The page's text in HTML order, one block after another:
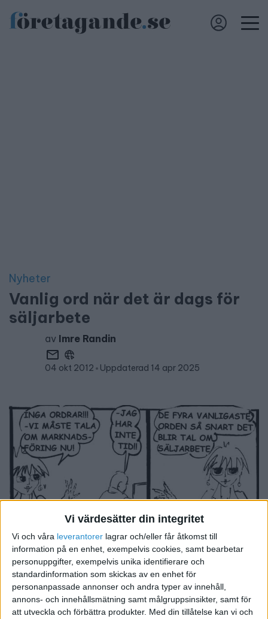
Vi värdesätter din integritet
Vi och våra leverantorer lagrar och/eller får åtkomst till
information på en enhet, exempelvis cookies, samt bearbetar
personuppgifter, exempelvis unika identifierare och
standardinformation som skickas av en enhet för
personanpassade annonser och andra typer av innehåll,
annons- och innehållsmätning samt målgruppsinsikter, samt för
att utveckla och förbättra produkter. Med din tillåtelse kan vi och
Nyheter
Vanlig ord när det är dags för
säljarbete
av Imre Randin
04 okt 2012 Uppdaterad 14 apr 2025
Av Imre Randin